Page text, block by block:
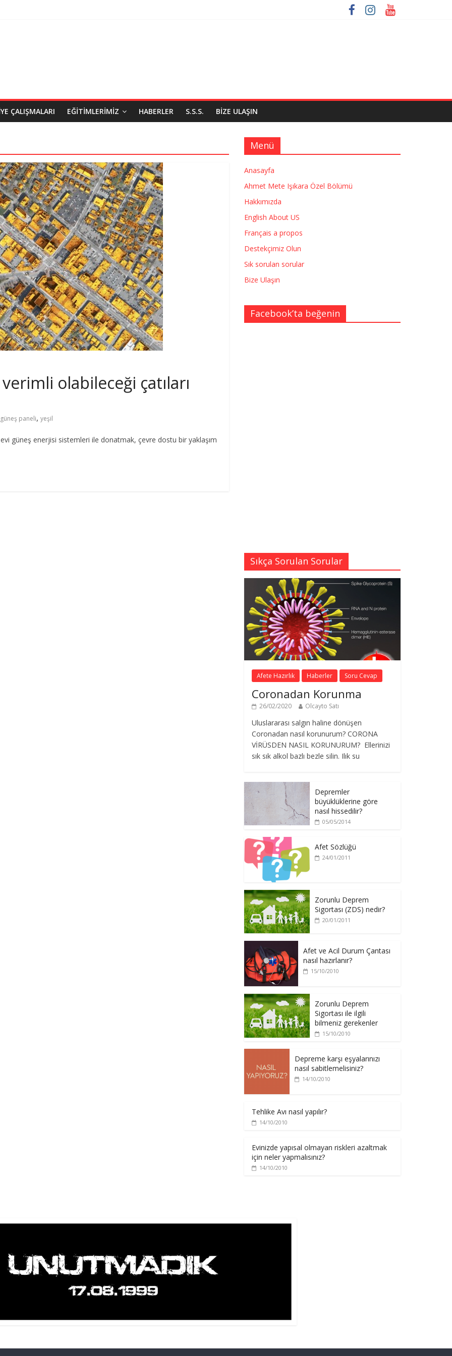
ÇALIŞMALARI EĞITIMLERIMIZ HABERLER S.S.S. BIZE ULAŞIN
olabileceği çatıları
güneş paneli, yeşil
güneş enerjisi sistemleri ile donatmak, çevre dostu bir yaklaşım
Menü
Anasayfa
Ahmet Mete Işıkara Özel Bölümü
Hakkımızda
English About US
Français a propos
Destekçimiz Olun
Sık sorulan sorular
Bize Ulaşın
Facebook’ta beğenin
Sıkça Sorulan Sorular
Afete Hazırlık Haberler Soru Cevap
Coronadan Korunma
26/02/2020 Olcayto Satı
Uluslararası salgın haline dönüşen
Coronadan nasıl korunurum? CORONA
VİRÜSDEN NASIL KORUNURUM? Ellerinizi
sık sık alkol bazlı bezle silin. Ilık su
Depremler
büyüklüklerine göre
nasıl hissedilir?
05/05/2014
Afet Sözlüğü
24/01/2011
Zorunlu Deprem
Sigortası (ZDS) nedir?
20/01/2011
Afet ve Acil Durum Çantası
nasıl hazırlanır?
15/10/2010
Zorunlu Deprem
Sigortası ile ilgili
bilmeniz gerekenler
15/10/2010
Depreme karşı eşyalarınızı
nasıl sabitlemelisiniz?
14/10/2010
Tehlike Avı nasıl yapılır?
14/10/2010
Evinizde yapısal olmayan riskleri azaltmak
için neler yapmalısınız?
14/10/2010